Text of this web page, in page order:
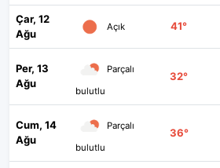
Çar, 12
Ağu
Açık 41°
Per, 13
Ağu
Parçalı
bulutlu
32°
Cum, 14
Ağu
Parçalı
bulutlu
36°